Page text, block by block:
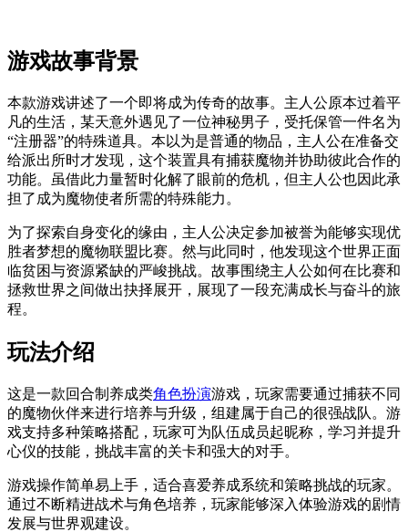
游戏故事背景
本款游戏讲述了一个即将成为传奇的故事。主人公原本过着平
凡的生活，某天意外遇见了一位神秘男子，受托保管一件名为
“注册器”的特殊道具。本以为是普通的物品，主人公在准备交
给派出所时才发现，这个装置具有捕获魔物并协助彼此合作的
功能。虽借此力量暂时化解了眼前的危机，但主人公也因此承
担了成为魔物使者所需的特殊能力。
为了探索自身变化的缘由，主人公决定参加被誉为能够实现优
胜者梦想的魔物联盟比赛。然与此同时，他发现这个世界正面
临贫困与资源紧缺的严峻挑战。故事围绕主人公如何在比赛和
拯救世界之间做出抉择展开，展现了一段充满成长与奋斗的旅
程。
玩法介绍
这是一款回合制养成类角色扮演游戏，玩家需要通过捕获不同
的魔物伙伴来进行培养与升级，组建属于自己的很强战队。游
戏支持多种策略搭配，玩家可为队伍成员起昵称，学习并提升
心仪的技能，挑战丰富的关卡和强大的对手。
游戏操作简单易上手，适合喜爱养成系统和策略挑战的玩家。
通过不断精进战术与角色培养，玩家能够深入体验游戏的剧情
发展与世界观建设。